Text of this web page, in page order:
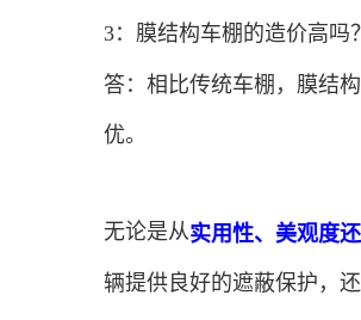
3：膜结构车棚的造价高吗？
答：相比传统车棚，膜结
优。
无论是从实用性、美观度
辆提供良好的遮蔽保护，